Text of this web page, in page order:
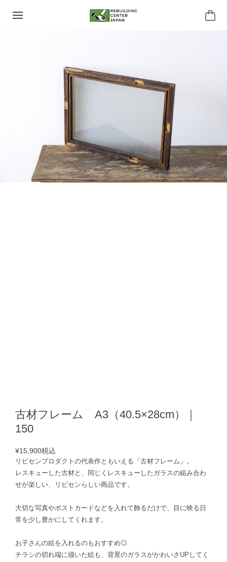
古材フレーム A3（40.5×28cm）｜
150
¥15,900税込
リビセンプロダクトの代表作ともいえる「古材フレーム」。
レスキューした古材と、同じくレスキューしたガラスの組み合わ
せが楽しい、リビセンらしい商品です。
大切な写真やポストカードなどを入れて飾るだけで、目に映る日
常を少し豊かにしてくれます。
お子さんの絵を入れるのもおすすめ◎
チラシの切れ端に描いた絵も、背景のガラスがかわいさUPしてく